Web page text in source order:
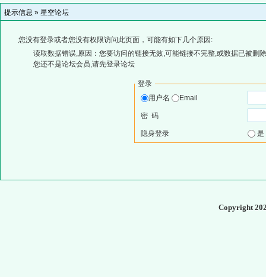
提示信息 » 星空论坛
您没有登录或者您没有权限访问此页面，可能有如下几个原因:
读取数据错误,原因：您要访问的链接无效,可能链接不完整,或数据已被删
您还不是论坛会员,请先登录论坛
登录
用户名
Email
密 码
隐身登录
Copyright